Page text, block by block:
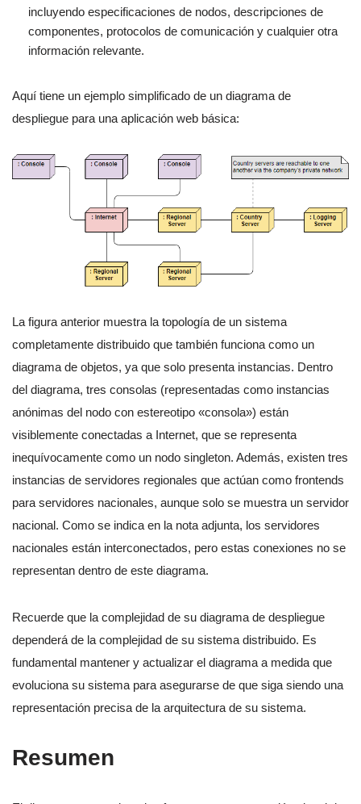
incluyendo especificaciones de nodos, descripciones de
componentes, protocolos de comunicación y cualquier otra
información relevante.
Aquí tiene un ejemplo simplificado de un diagrama de
despliegue para una aplicación web básica:
La figura anterior muestra la topología de un sistema
completamente distribuido que también funciona como un
diagrama de objetos, ya que solo presenta instancias. Dentro
del diagrama, tres consolas (representadas como instancias
anónimas del nodo con estereotipo «consola») están
visiblemente conectadas a Internet, que se representa
inequívocamente como un nodo singleton. Además, existen tres
instancias de servidores regionales que actúan como frontends
para servidores nacionales, aunque solo se muestra un servidor
nacional. Como se indica en la nota adjunta, los servidores
nacionales están interconectados, pero estas conexiones no se
representan dentro de este diagrama.
Recuerde que la complejidad de su diagrama de despliegue
dependerá de la complejidad de su sistema distribuido. Es
fundamental mantener y actualizar el diagrama a medida que
evoluciona su sistema para asegurarse de que siga siendo una
representación precisa de la arquitectura de su sistema.
Resumen